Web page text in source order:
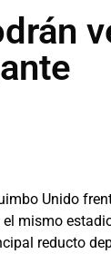
Unido
mismo
reducto